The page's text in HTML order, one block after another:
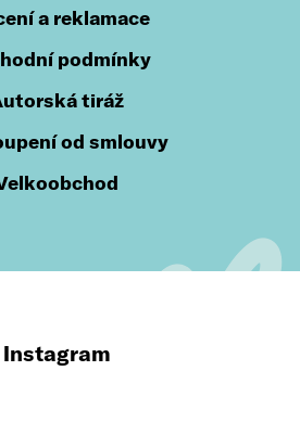
a reklamace
podmínky
tiráž
od smlouvy
Instagram